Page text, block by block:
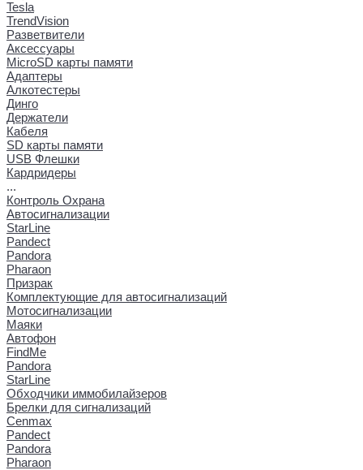
Tesla
TrendVision
Разветвители
Аксессуары
MicroSD карты памяти
Адаптеры
Алкотестеры
Динго
Держатели
Кабеля
SD карты памяти
USB Флешки
Кардридеры
...
Контроль Охрана
Автосигнализации
StarLine
Pandect
Pandora
Pharaon
Призрак
Комплектующие для автосигнализаций
Мотосигнализации
Маяки
Автофон
FindMe
Pandora
StarLine
Обходчики иммобилайзеров
Брелки для сигнализаций
Cenmax
Pandect
Pandora
Pharaon